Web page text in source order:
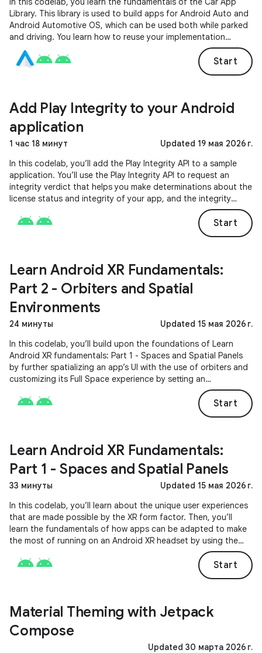
Library. This library is used to build apps for Android Auto and
Android Automotive OS, which can be used both while parked
and driving. You learn how to reuse your implementation
across both platforms and have it handle the hard stuff, like
different screen configurations and input methods.
Start
Add Play Integrity to your Android
application
1 час 18 минут
Updated 19 мая 2026 г.
In this codelab, you’ll add the Play Integrity API to a sample
application. You’ll use the Play Integrity API to request an
integrity verdict that helps you make determinations about the
license status and integrity of your app, and the integrity
Start
Learn Android XR Fundamentals:
Part 2 - Orbiters and Spatial
Environments
24 минуты
Updated 15 мая 2026 г.
In this codelab, you’ll build upon the foundations of Learn
Android XR fundamentals: Part 1 - Spaces and Spatial Panels
by further spatializing an app’s UI with the use of orbiters and
customizing its Full Space experience by setting an
Start
Learn Android XR Fundamentals:
Part 1 - Spaces and Spatial Panels
33 минуты
Updated 15 мая 2026 г.
In this codelab, you’ll learn about the unique user experiences
that are made possible by the XR form factor. Then, you’ll
learn the fundamentals of how apps can be adapted to make
the most of running on an Android XR headset by using the
composables provided by the Jetpack Compose for XR library.
Start
Material Theming with Jetpack
Compose
Updated 30 марта 2026 г.